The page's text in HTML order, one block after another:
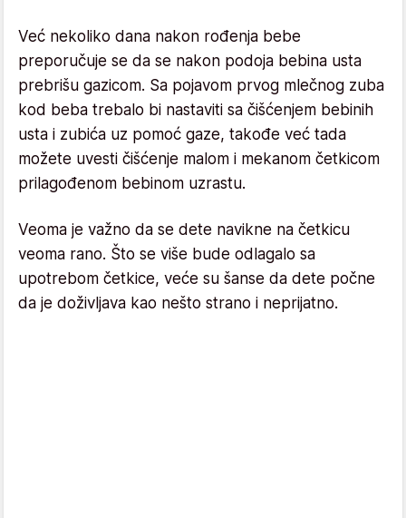
Već nekoliko dana nakon rođenja bebe
preporučuje se da se nakon podoja bebina usta
prebrišu gazicom. Sa pojavom prvog mlečnog zuba
kod beba trebalo bi nastaviti sa čišćenjem bebinih
usta i zubića uz pomoć gaze, takođe već tada
možete uvesti čišćenje malom i mekanom četkicom
prilagođenom bebinom uzrastu.
Veoma je važno da se dete navikne na četkicu
veoma rano. Što se više bude odlagalo sa
upotrebom četkice, veće su šanse da dete počne
da je doživljava kao nešto strano i neprijatno.